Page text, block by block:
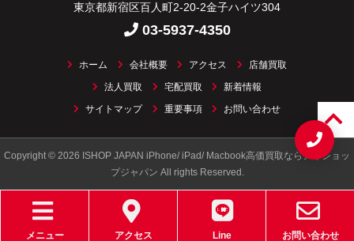
東京都新宿区百人町2-20-2金子ハイツ304
03-5937-4350
ホーム 会社概要 アクセス 店舗買取
法人買取 宅配買取 新着情報
サイトマップ 重要事項 お問い合わせ
Copyright © 2026 ISHOP JAPAN iPhone/ iPad/ Macbook高価買取ならアイショッ
プジャパン All rights Reserved.
メニュー アクセス Line お問い合わせ